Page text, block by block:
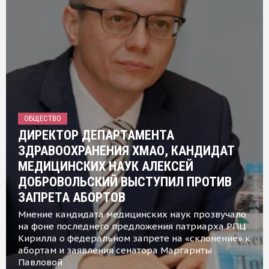
ОБЩЕСТВО
ДИРЕКТОР ДЕПАРТАМЕНТА
ЗДРАВООХРАНЕНИЯ ХМАО, КАНДИДАТ
МЕДИЦИНСКИХ НАУК АЛЕКСЕЙ
ДОБРОВОЛЬСКИЙ ВЫСТУПИЛ ПРОТИВ
ЗАПРЕТА АБОРТОВ
Мнение кандидата медицинских наук прозвучало
на фоне последнего предложения патриарха РПЦ
Кирилла о федеральном запрете на «склонение» к
абортам и заявления сенатора Маргариты
Павловой